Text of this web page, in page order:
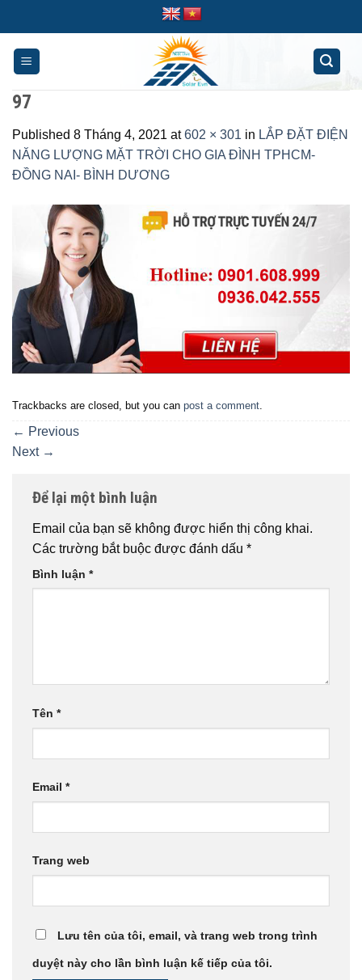
content
97
Published 8 Tháng 4, 2021 at602 × 301 in LẮP ĐẶT ĐIỆN
NĂNG LƯỢNG MẶT TRỜI CHO GIA ĐÌNH TPHCM-
ĐỒNG NAI- BÌNH DƯƠNG
Trackbacks are closed, but you can post a comment.
← Previous
Next →
Để lại một bình luận
Email của bạn sẽ không được hiển thị công khai.
Các trường bắt buộc được đánh dấu *
Bình luận *
Tên *
Email *
Trang web
Lưu tên của tôi, email, và trang web trong trình
duyệt này cho lần bình luận kế tiếp của tôi.